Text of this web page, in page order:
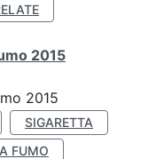
2015
2015
SIGARETTA
FUMO